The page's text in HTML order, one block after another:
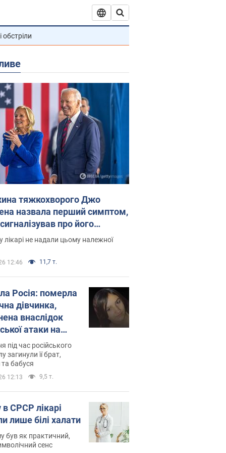
обстріли
тяжкохворого Джо
назвала перший симптом,
про його
рак
лікарі не надали цьому належної
12:46 11,7 т.
Росія: померла
дівчинка,
внаслідок
атаки на
Фото
під час російського
загинули її брат,
та бабуся
12:13 9,5 т.
СРСР лікарі
лише білі халати
був як практичний,
сенс